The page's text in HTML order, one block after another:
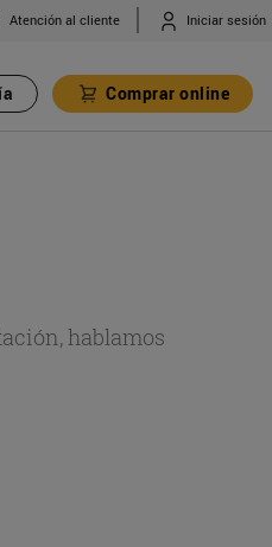
Atención al cliente Iniciar sesión
Comprar online
hablamos